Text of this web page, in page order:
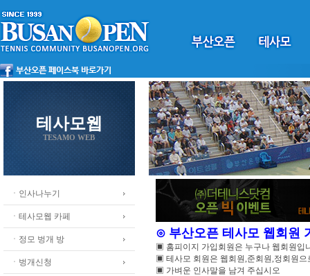
테사모웹
TESAMO WEB
ㆍ인사나누기
ㆍ테사모웹 카페
ㆍ정모 벙개 방
ㆍ벙개신청
⊙ 부산오픈 테사모 웹회원
▣ 홈피이지 가입회원은 누구나 웹회원입
▣ 테사모 회원은 웹회원,준회원,정회원으
▣ 가벼운 인사말을 남겨 주십시오